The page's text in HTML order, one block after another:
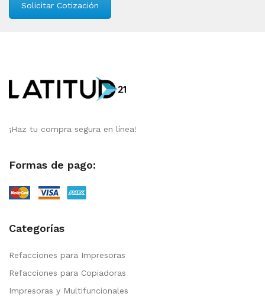
Solicitar Cotización
¡Haz tu compra segura en línea!
Formas de pago:
Categorías
Refacciones para Impresoras
Refacciones para Copiadoras
Impresoras y Multifuncionales